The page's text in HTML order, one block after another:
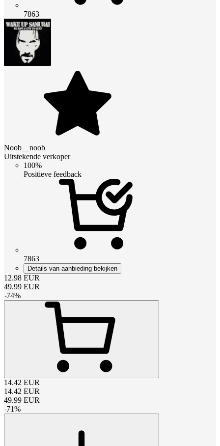
7863
Noob__noob
Uitstekende verkoper
100%
Positieve feedback
7863
Details van aanbieding bekijken
12.98 EUR
49.99 EUR
-74%
14.42 EUR
14.42 EUR
49.99 EUR
-71%